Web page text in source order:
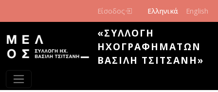
Είσοδος Ελληνικά English
«ΣΥΛΛΟΓΉ
ΗΧΟΓΡΑΦΗΜΆΤΩΝ
ΒΑΣΊΛΗ ΤΣΙΤΣΆΝΗ»